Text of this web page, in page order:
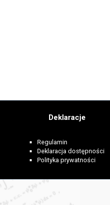
Deklaracje
Regulamin
Deklaracja dostępności
Polityka prywatności